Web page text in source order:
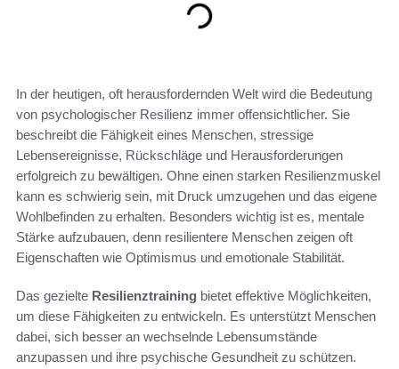
In der heutigen, oft herausfordernden Welt wird die Bedeutung
von psychologischer Resilienz immer offensichtlicher. Sie
beschreibt die Fähigkeit eines Menschen, stressige
Lebensereignisse, Rückschläge und Herausforderungen
erfolgreich zu bewältigen. Ohne einen starken Resilienzmuskel
kann es schwierig sein, mit Druck umzugehen und das eigene
Wohlbefinden zu erhalten. Besonders wichtig ist es, mentale
Stärke aufzubauen, denn resilientere Menschen zeigen oft
Eigenschaften wie Optimismus und emotionale Stabilität.
Das gezielte Resilienztraining bietet effektive Möglichkeiten,
um diese Fähigkeiten zu entwickeln. Es unterstützt Menschen
dabei, sich besser an wechselnde Lebensumstände
anzupassen und ihre psychische Gesundheit zu schützen.